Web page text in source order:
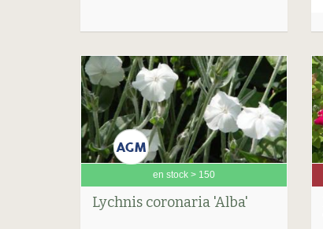
en stock > 150
Lychnis coronaria 'Alba'